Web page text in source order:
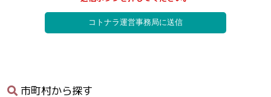
利用者へ本サービスを行うために必要な範囲内で、本サービス
の業務委託先への提供のため
本サービスに関連するサポートのため
5)
各種サービスの企画・開発や満足度向上等を目的としたアンケ
市町村から探す